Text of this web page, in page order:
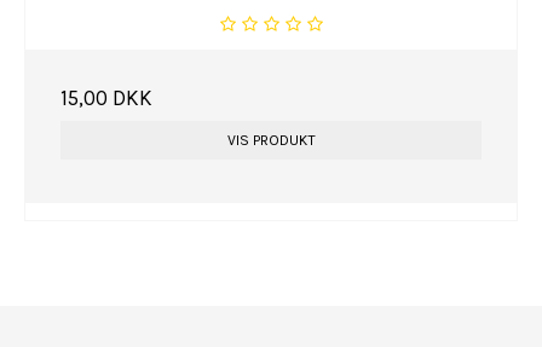
15,00 DKK
VIS PRODUKT